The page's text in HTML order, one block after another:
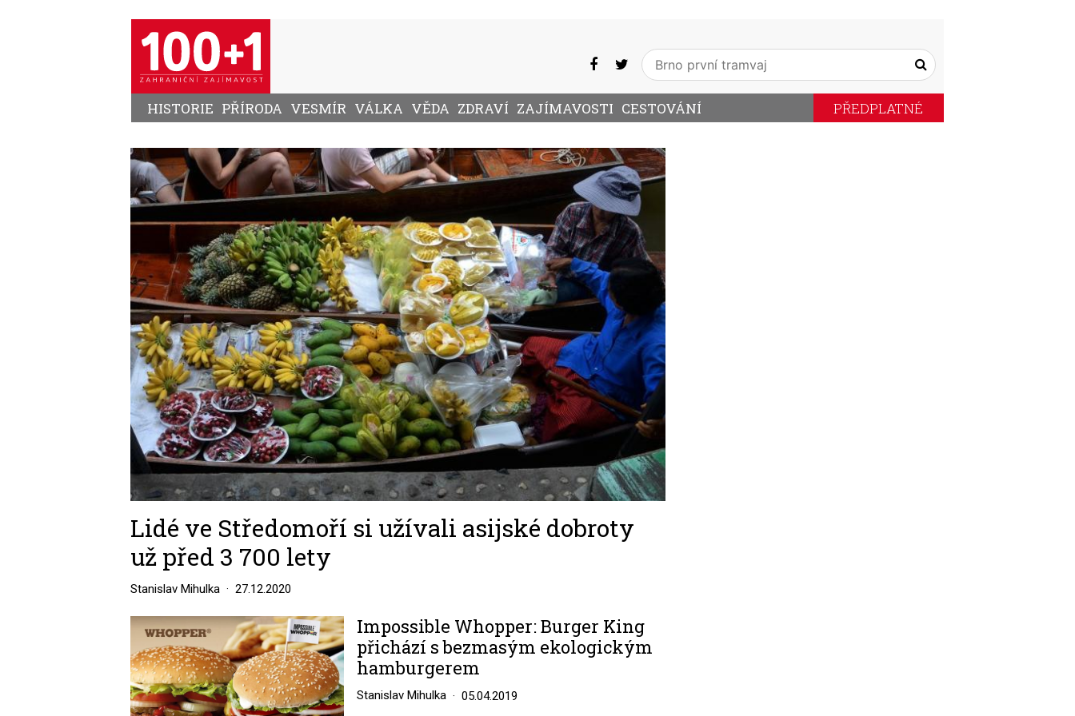
HISTORIE PŘÍRODA VESMÍR VÁLKA VĚDA ZDRAVÍ ZAJÍMAVOSTI CESTOVÁNÍ PŘEDPLATNÉ
Image
Lidé ve Středomoří si užívali asijské dobroty
už před 3 700 lety
Stanislav Mihulka 27.12.2020
Image
Impossible Whopper: Burger King
přichází s bezmasým ekologickým
hamburgerem
Stanislav Mihulka 05.04.2019